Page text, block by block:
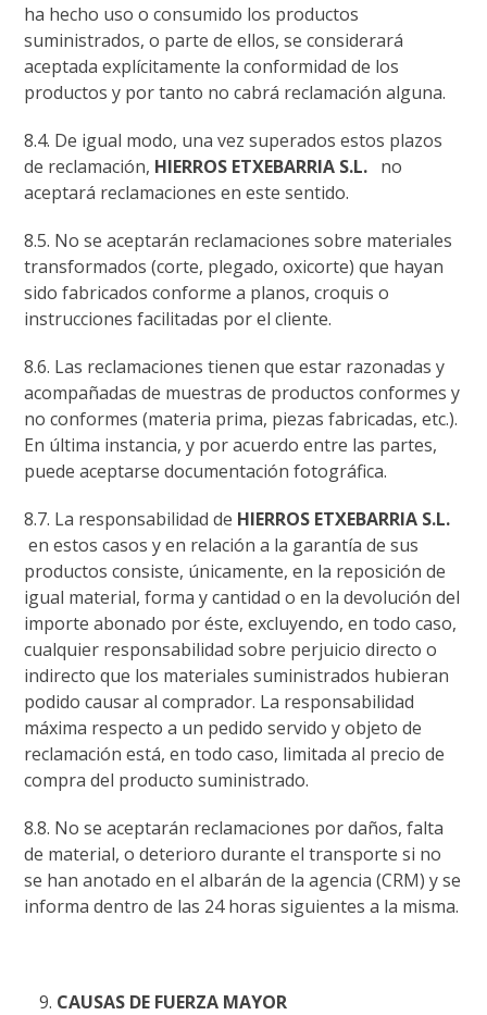
ha hecho uso o consumido los productos
suministrados, o parte de ellos, se considerará
aceptada explícitamente la conformidad de los
productos y por tanto no cabrá reclamación alguna.
8.4. De igual modo, una vez superados estos plazos
de reclamación, HIERROS ETXEBARRIA S.L. no
aceptará reclamaciones en este sentido.
8.5. No se aceptarán reclamaciones sobre materiales
transformados (corte, plegado, oxicorte) que hayan
sido fabricados conforme a planos, croquis o
instrucciones facilitadas por el cliente.
8.6. Las reclamaciones tienen que estar razonadas y
acompañadas de muestras de productos conformes y
no conformes (materia prima, piezas fabricadas, etc.).
En última instancia, y por acuerdo entre las partes,
puede aceptarse documentación fotográfica.
8.7. La responsabilidad de HIERROS ETXEBARRIA S.L.
en estos casos y en relación a la garantía de sus
productos consiste, únicamente, en la reposición de
igual material, forma y cantidad o en la devolución del
importe abonado por éste, excluyendo, en todo caso,
cualquier responsabilidad sobre perjuicio directo o
indirecto que los materiales suministrados hubieran
podido causar al comprador. La responsabilidad
máxima respecto a un pedido servido y objeto de
reclamación está, en todo caso, limitada al precio de
compra del producto suministrado.
8.8. No se aceptarán reclamaciones por daños, falta
de material, o deterioro durante el transporte si no
se han anotado en el albarán de la agencia (CRM) y se
informa dentro de las 24 horas siguientes a la misma.
CAUSAS DE FUERZA MAYOR